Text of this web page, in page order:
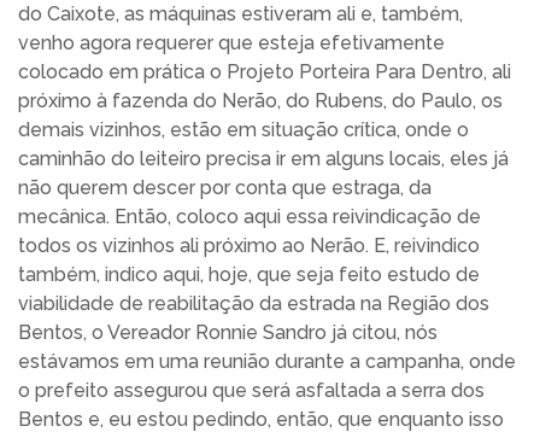
do Caixote, as máquinas estiveram ali e, também,
venho agora requerer que esteja efetivamente
colocado em prática o Projeto Porteira Para Dentro, ali
próximo à fazenda do Nerão, do Rubens, do Paulo, os
demais vizinhos, estão em situação crítica, onde o
caminhão do leiteiro precisa ir em alguns locais, eles já
não querem descer por conta que estraga, da
mecânica. Então, coloco aqui essa reivindicação de
todos os vizinhos ali próximo ao Nerão. E, reivindico
também, indico aqui, hoje, que seja feito estudo de
viabilidade de reabilitação da estrada na Região dos
Bentos, o Vereador Ronnie Sandro já citou, nós
estávamos em uma reunião durante a campanha, onde
o prefeito assegurou que será asfaltada a serra dos
Bentos e, eu estou pedindo, então, que enquanto isso